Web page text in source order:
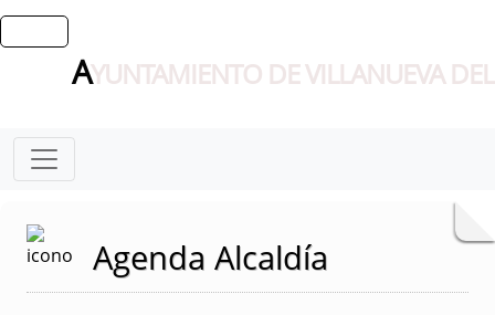
AYUNTAMIENTO DE VILLANUEVA
Agenda Alcaldía